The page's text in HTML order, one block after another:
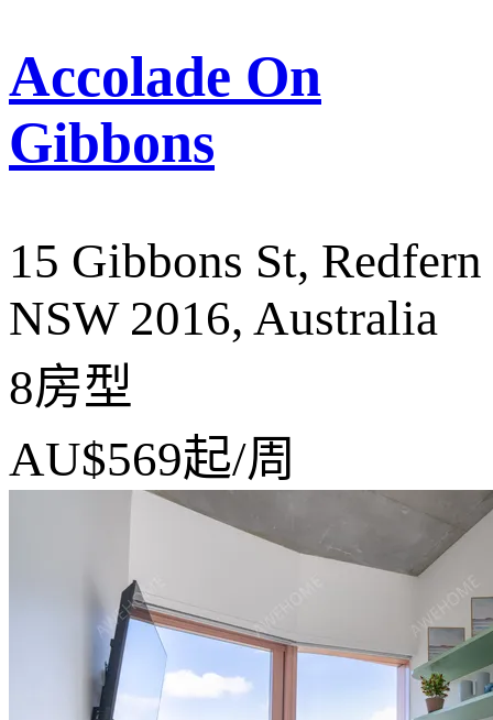
Accolade On
Gibbons
15 Gibbons St, Redfern
NSW 2016, Australia
8房型
AU$569起/周